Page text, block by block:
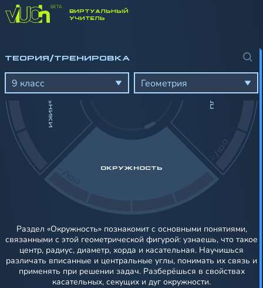
ВИРТУАЛЬНЫЙ
УЧИТЕЛЬ
9 класс Геометрия
ТЕОРИЯ/ТРЕНИРОВКА
-/100
ПЛОЩАДЬ
ОКРУЖНОСТЬ
МНОГОУГОЛЬНИКИ
Раздел «Окружность» познакомит с основными понятиями,
связанными с этой геометрической фигурой: узнаешь, что такое
центр, радиус, диаметр, хорда и касательная. Научишься
различать вписанные и центральные углы, понимать их связь и
применять при решении задач. Разберёшься в свойствах
касательных, секущих и дуг окружности.